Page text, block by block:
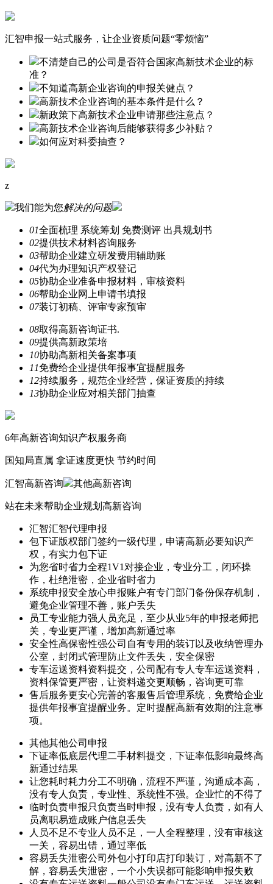
汇智申报一站式服务，让企业资质问题“零烦恼”
不清楚自己的公司是否符合国家高新技术企业的标
准？
不知道高新企业咨询的申报关健点？
高新技术企业咨询的基本条件是什么？
新政策下高新技术企业申请那些注意点？
高新技术企业咨询后能够获得多少补贴？
如何应对科委抽查？
z
我们能为您解决的问题
01全面梳理 系统筹划 免费测评 出具规划书
02提供技术材料咨询服务
03帮助企业建立研发费用辅助账
04代为办理知识产权登记
05协助企业准备申报材料，审核资料
06帮助企业网上申请书填报
07装订初稿、评审专家预审
08取得高新咨询证书.
09提供高新政策培
10协助高新相关备案事项
11免费给企业提供年报事宜提醒服务
12持续服务，规范企业经营，保证资质的持续
13协助企业应对相关部门抽查
6年高新咨询知识产权服务商
国知局直属 拿证速度更快 节约时间
汇智高新咨询 其他高新咨询
站在未来帮助企业规划高新咨询
汇智汇智代理申报
包下证版权部门签约一级代理，申请高新必要知识产
权，有实力包下证
为您省时省力全程1V1对接企业，专业分工，闭环操
作，杜绝泄密，企业省时省力
系统申报安全放心申报账户有专门部门备份保存机制，
避免企业管理不善，账户丢失
员工专业能力强 人员充足，至少从业5年的申报老师把
关，专业更严谨，增加高新通过率
安全性高保密性强公司自有专用的装订以及收纳管理办
公室，封闭式管理防止文件丢失，安全保密
专车运送资料资料提交，公司配有专人专车运送资料，
资料保管更严密，让资料递交更顺畅，咨询更可靠
售后服务更安心完善的客服售后管理系统，免费给企业
提供年报事宜提醒业务。定时提醒高新有效期的注意事
项。
其他其他公司申报
下证率低底层代理二手材料提交，下证率低影响最终高
新通过结果
让您耗时耗力分工不明确，流程不严谨，沟通成本高，
没有专人负责，专业性、系统性不强。企业忙的不得了
临时负责申报只负责当时申报，没有专人负责，如有人
员离职易造成账户信息丢失
人员不足不专业 人员不足，一人全程整理，没有审核这
一关，容易出错，通过率低
容易丢失泄密公司外包小打印店打印装订，对高新不了
解，容易丢失泄密，一个小失误都可能影响申报失败